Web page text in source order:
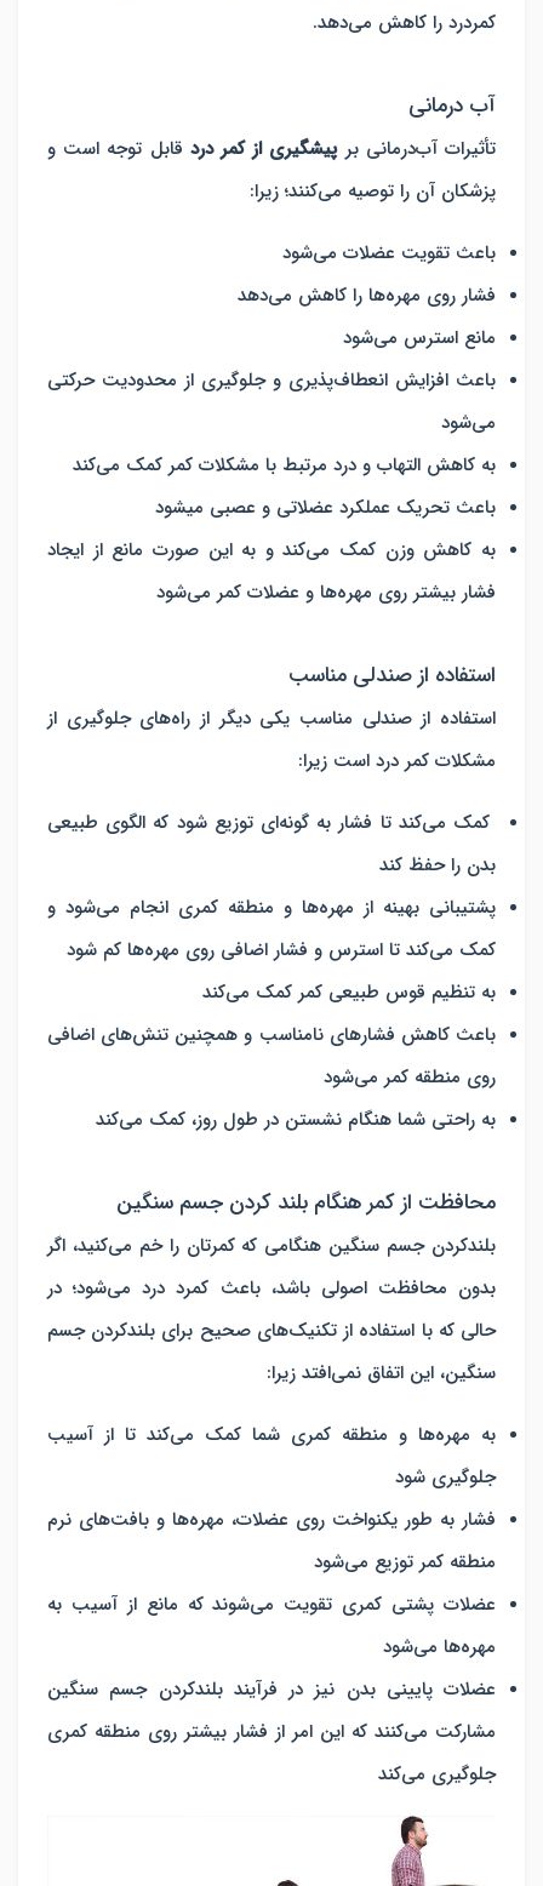
کمردرد را کاهش می‌دهد.
آب درمانی
تأثیرات آب‌درمانی برپیشگیری از کمر درد قابل توجه است و
پزشکان آن را توصیه می‌کنند؛ زیرا:
باعث تقویت عضلات می‌شود
فشار روی مهره‌ها را کاهش می‌دهد
مانع استرس می‌شود
باعث افزایش انعطاف‌پذیری و جلوگیری از محدودیت حرکتی
می‌شود
به کاهش التهاب و درد مرتبط با مشکلات کمر کمک می‌کند
باعث تحریک عملکرد عضلاتی و عصبی می‎شود
به کاهش وزن کمک می‌کند و به این صورت مانع از ایجاد
فشار بیشتر روی مهره‌ها و عضلات کمر می‌شود
استفاده از صندلی مناسب
استفاده از صندلی مناسب یکی دیگر از راه‌های جلوگیری از
مشکلات کمر درد است زیرا:
کمک می‌کند تا فشار به گونه‌ای توزیع شود که الگوی طبیعی
بدن را حفظ کند
پشتیبانی بهینه از مهره‌ها و منطقه کمری انجام می‌شود و
کمک می‌کند تا استرس و فشار اضافی روی مهره‌ها کم شود
به تنظیم قوس طبیعی کمر کمک می‌کند
باعث کاهش فشارهای نامناسب و همچنین تنش‌های اضافی
روی منطقه کمر می‌شود
به راحتی شما هنگام نشستن در طول روز، کمک می‌کند
محافظت از کمر هنگام بلند کردن جسم سنگین
بلندکردن جسم سنگین هنگامی که کمرتان را خم می‌کنید، اگر
بدون محافظت اصولی باشد، باعث کمرد درد می‌شود؛ در
حالی که با استفاده از تکنیک‌های صحیح برای بلندکردن جسم
سنگین، این اتفاق نمی‌افتد زیرا:
به مهره‌ها و منطقه کمری شما کمک می‌کند تا از آسیب
جلوگیری شود
فشار به طور یکنواخت روی عضلات، مهره‌ها و بافت‌های نرم
منطقه کمر توزیع می‌شود
عضلات پشتی کمری تقویت می‌شوند که مانع از آسیب به
مهره‌ها می‌شود
عضلات پایینی بدن نیز در فرآیند بلندکردن جسم سنگین
مشارکت می‌کنند که این امر از فشار بیشتر روی منطقه کمری
جلوگیری می‌کند